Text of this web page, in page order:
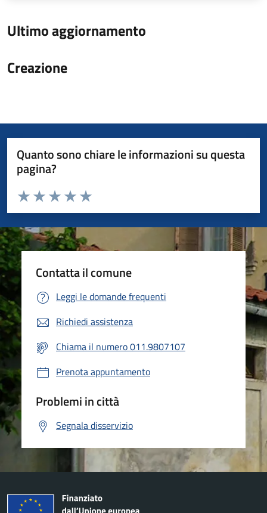
Ultimo aggiornamento
Creazione
Quanto sono chiare le informazioni su questa
pagina?
Valuta da 1 a 5 stelle la pagina
Valuta 5 stelle su 5
Valuta 4 stelle su 5
Valuta 3 stelle su 5
Valuta 2 stelle su 5
Valuta 1 stelle su 5
Contatta il comune
Leggi le domande frequenti
Richiedi assistenza
Chiama il numero 011.9807107
Prenota appuntamento
Problemi in città
Segnala disservizio